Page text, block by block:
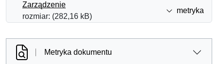
Zarządzenie
rozmiar: (282,16 kB)
metryka
Metryka dokumentu